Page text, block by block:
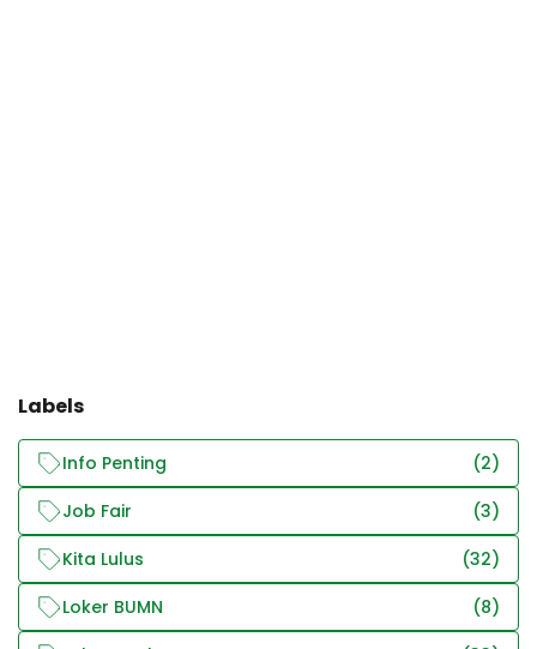
Labels
Info Penting
(2)
Job Fair
(3)
Kita Lulus
(32)
Loker BUMN
(8)